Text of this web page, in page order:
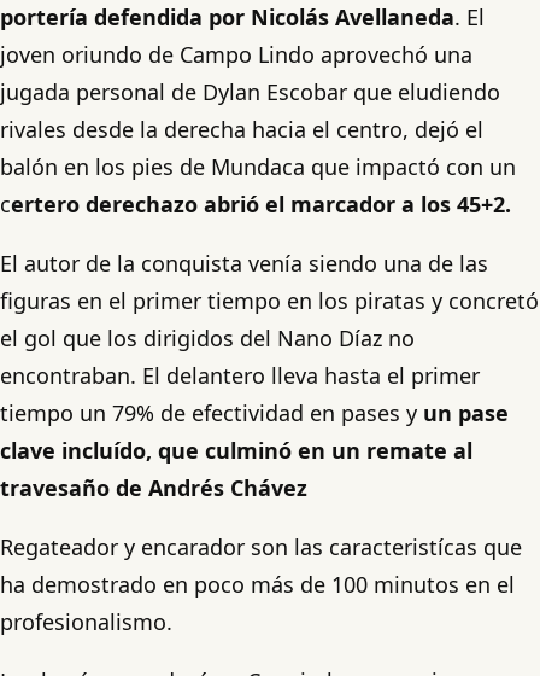
portería defendida por Nicolás Avellaneda. El
joven oriundo de Campo Lindo aprovechó una
jugada personal de Dylan Escobar que eludiendo
rivales desde la derecha hacia el centro, dejó el
balón en los pies de Mundaca que impactó con un
certero derechazo abrió el marcador a los 45+2.
El autor de la conquista venía siendo una de las
figuras en el primer tiempo en los piratas y concretó
el gol que los dirigidos del Nano Díaz no
encontraban. El delantero lleva hasta el primer
tiempo un 79% de efectividad en pases y un pase
clave incluído, que culminó en un remate al
travesaño de Andrés Chávez
Regateador y encarador son las caracteristícas que
ha demostrado en poco más de 100 minutos en el
profesionalismo.